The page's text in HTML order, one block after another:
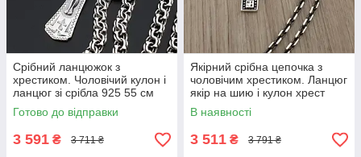
Срібний ланцюжок з
хрестиком. Чоловічий кулон і
ланцюг зі срібла 925 55 см
Готово до відправки
3 591 ₴ 3 711 ₴
Якірний срібна цепочка з
чоловічим хрестиком. Ланцюг
якір на шию і кулон хрест
срібло 925
В наявності
3 511 ₴ 3 791 ₴